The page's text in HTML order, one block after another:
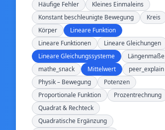
Häufige Fehler
Kleines Einmaleins
Konstant beschleunigte Bewegung
Kreis
Körper
Lineare Funktion
Lineare Funktionen
Lineare Gleichungen
Lineare Gleichungssysteme
Längenmaße
mathe_snack
Mittelwert
peer_explain
Physik – Bewegung
Potenzen
Proportionale Funktion
Prozentrechnung
Quadrat & Rechteck
Quadratische Ergänzung